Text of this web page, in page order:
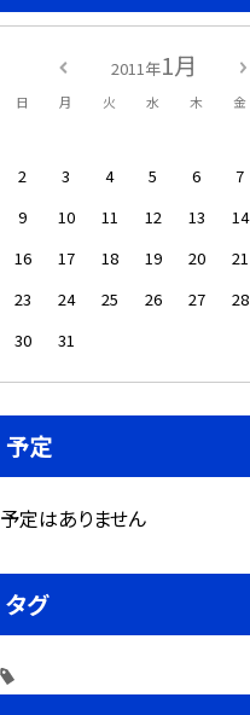
2011年1月
日 月 火 水 木 金
2
3 4 5 6 7
9
10 11 12 13 14
16
17 18 19 20 21
23
24 25 26 27 28
30
31
予定
予定はありません
タグ